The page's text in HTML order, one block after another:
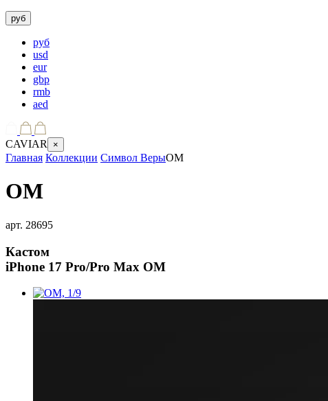
руб
руб
usd
eur
gbp
rmb
aed
CAVIAR ×
Главная Коллекции Символ ВерыOM
OM
арт. 28695
Кастом
iPhone 17 Pro/Pro Max OM